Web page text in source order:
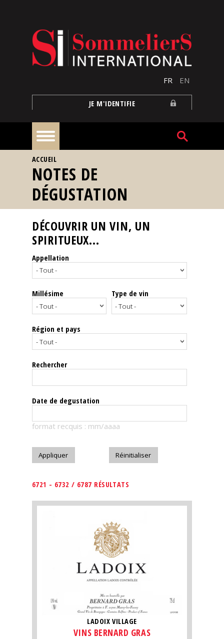
FR EN
JE M'IDENTIFIE
À
la
une
Reportages
Nos
Spiritueux
Notes
dégustation
Le
magazine
Télécharger
VOUS ÊTES ICI
ACCUEIL
NOTES DE
DÉGUSTATION
DÉCOUVRIR UN VIN, UN
SPIRITUEUX...
Appellation
Millésime Type de vin
Région et pays
Rechercher
Date de degustation
format recquis : mm/aaaa
6721 - 6732 / 6787 RÉSULTATS
LADOIX VILLAGE
VINS BERNARD GRAS